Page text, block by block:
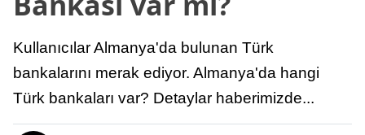
Kullanıcılar Almanya'da bulunan Türk
bankalarını merak ediyor. Almanya'da hangi
Türk bankaları var? Detaylar haberimizde...